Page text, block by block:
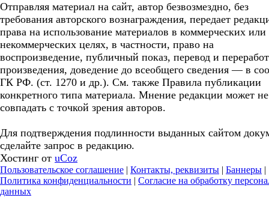
Отправляя материал на сайт, автор безвозмездно, без
требования авторского вознаграждения, передает
права на использование материалов в коммерческих или
некоммерческих целях, в частности, право на
воспроизведение, публичный показ, перевод и
произведения, доведение до всеобщего сведения — в
ГК РФ. (ст. 1270 и др.). См. также Правила публикации
конкретного типа материала. Мнение редакции может не
совпадать с точкой зрения авторов.
Для подтверждения подлинности выданных сайтом
сделайте запрос в редакцию.
Хостинг от uCoz
Пользовательское соглашение | Контакты, реквизиты | Баннеры |
Политика конфиденциальности | Согласие на обработку
данных